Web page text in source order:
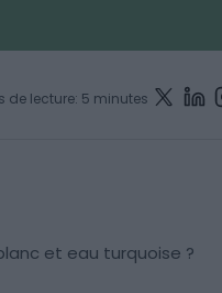
de lecture: 5 minutes
et eau turquoise ?